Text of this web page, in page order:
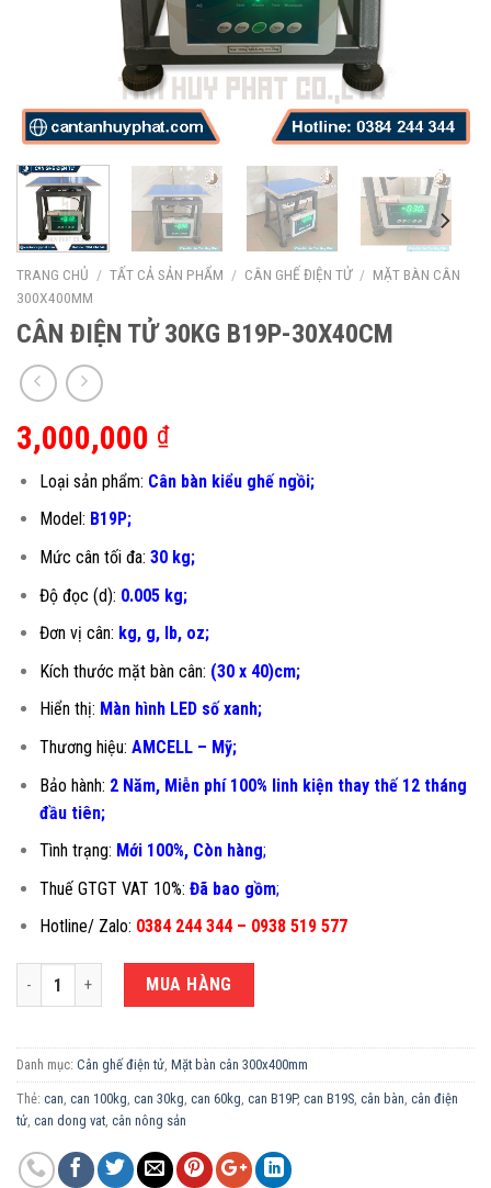
TRANG CHỦ / TẤT CẢ SẢN PHẨM / CÂN GHẾ ĐIỆN TỬ / MẶT BÀN CÂN
300X400MM
CÂN ĐIỆN TỬ 30KG B19P-30X40CM
3,000,000 ₫
Loại sản phẩm: Cân bàn kiểu ghế ngồi;
Model: B19P;
Mức cân tối đa: 30 kg;
Độ đọc (d): 0.005 kg;
Đơn vị cân: kg, g, lb, oz;
Kích thước mặt bàn cân: (30 x 40)cm;
Hiển thị: Màn hình LED số xanh;
Thương hiệu: AMCELL – Mỹ;
Bảo hành: 2 Năm, Miễn phí 100% linh kiện thay thế 12 tháng
đầu tiên;
Tình trạng: Mới 100%, Còn hàng;
Thuế GTGT VAT 10%: Đã bao gồm;
Hotline/ Zalo: 0384 244 344 – 0938 519 577
CÂN ĐIỆN TỬ 30KG B19P-30X40CM số lượng
MUA HÀNG
Danh mục: Cân ghế điện tử, Mặt bàn cân 300x400mm
Thẻ: can, can 100kg, can 30kg, can 60kg, can B19P, can B19S, cân bàn, cân điện
tử, can dong vat, cân nông sản